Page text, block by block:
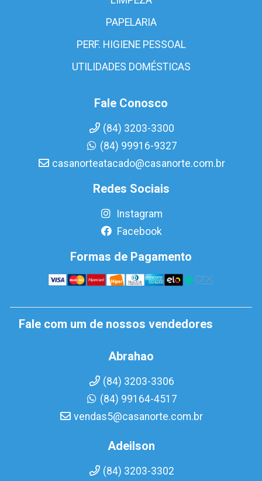
PAPELARIA
PERF. HIGIENE PESSOAL
UTILIDADES DOMÉSTICAS
Fale Conosco
(84) 3203-3300
(84) 99916-9327
casanorteatacado@casanorte.com.br
Redes Sociais
Instagram
Facebook
Formas de Pagamento
Fale com um de nossos vendedores
Abrahao
(84) 3203-3306
(84) 99164-4517
vendas5@casanorte.com.br
Adeilson
(84) 3203-3302